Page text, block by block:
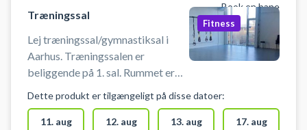
Book en bane
Træningssal
Lej træningssal/gymnastiksal i
Aarhus. Træningssalen er
beliggende på 1. sal. Rummet er
medbringe udstyr. Boldspil er ikke
tilladt. Man skal bruge indendørs
Fitness
Dette produkt er tilgængeligt på disse datoer:
11. aug 12. aug 13. aug 17. aug